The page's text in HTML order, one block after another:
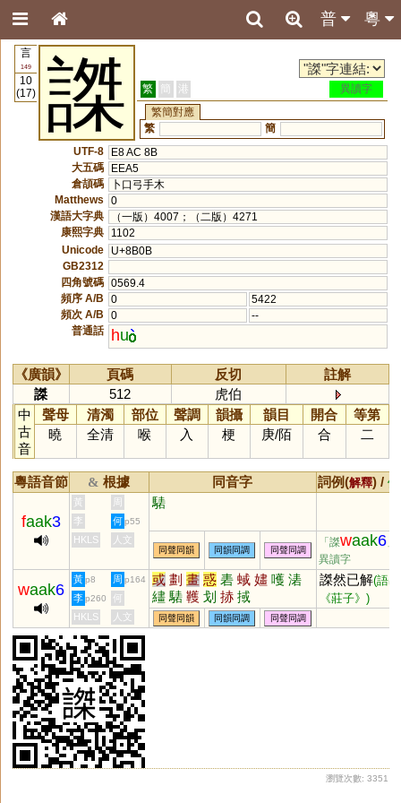
粵
普
言
149
10
(17)
謋 繁 簡 港
異讀字
繁簡對應
繁
簡
UTF-8
E8 AC 8B
大五碼
EEA5
倉頡碼
卜口弓手木
Matthews
0
漢語大字典
（一版）4007；（二版）4271
康熙字典
1102
Unicode
U+8B0B
GB2312
四角號碼 0569.4
頻序 A/B
0
5422
頻次 A/B
0
--
普通話
hu
《廣韻》 頁碼 反切
註解
謋
512
虎伯
中
古
音
聲母 清濁 部位 聲調 韻攝 韻目 開合
等第
曉
全清 喉 入 梗 庚/陌 合 二
粵語音節 & 根據 同音字 詞例(解釋) /
faak3
黃 周 騞
李 何 p55
HKLS 人文
同聲同韻 同韻同調 同聲同調
「謋waak6
異讀字
waak6
黃 p8 周 p164 或 劃 畫 惑 砉 蜮 嫿 嚄 湱
繣 騞 韄 划 捇 掝
謋然已解(語出
《莊子》)
李 p260
何
HKLS
人文 同聲同韻 同韻同調 同聲同調
瀏覽次數: 3351